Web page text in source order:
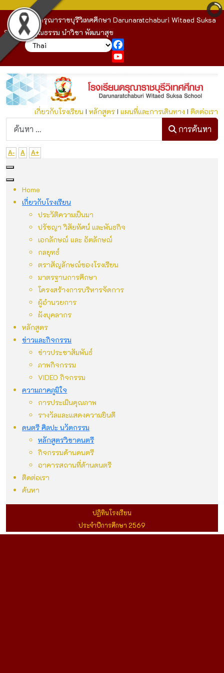
โรงเรียนดรุณาราชบุรีวิเทศศึกษา Darunaratchaburi Witaed Suksa
School : คุณธรรม นำวิชา พัฒนาสุข
YouTube
เกี่ยวกับโรงเรียนI หลักสูตรI แผนที่และการเดินทาง I ติดต่อเรา
ก
การค้นหา
A- A A+
Home
เกี่ยวกับโรงเรียน
ประวัติความเป็นมา
ปรัชญา วิสัยทัศน์ และพันธกิจ
เอกลักษณ์ และ อัตลักษณ์
กลยุทธ์
ตราสัญลักษณ์ของโรงเรียน
มาตรฐานการศึกษา
โครงสร้างการบริหารจัดการ
ผู้อำนวยการ
ผังบุคลากร
หลักสูตร
ข่าวและกิจกรรม
ข่าวประชาสัมพันธ์
ภาพกิจกรรม
VIDEO กิจกรรม
ความภาคภูมิใจ
การประเมินคุณภาพ
รางวัลและแสดงความยินดี
ดนตรี ศิลปะ นวัตกรรม
หลักสูตรวิชาดนตรี
กิจกรรมด้านดนตรี
อาคารสถานที่ด้านดนตรี
ติดต่อเรา
ค้นหา
ปฏิทินโรงเรียน
ประจำปีการศึกษา 2569